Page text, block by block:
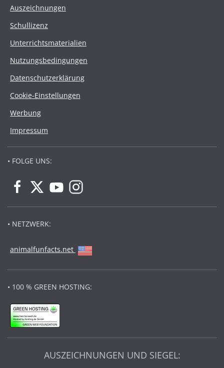
Auszeichnungen
Schullizenz
Unterrichtsmaterialien
Nutzungsbedingungen
Datenschutzerklärung
Cookie-Einstellungen
Werbung
Impressum
• FOLGE UNS:
• NETZWERK:
animalfunfacts.net
• 100 % GREEN HOSTING:
AUSZEICHNUNGEN UND SIEGEL: